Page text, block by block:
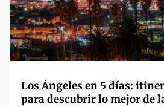
Los Ángeles en 5 días:
para descubrir lo mejor de